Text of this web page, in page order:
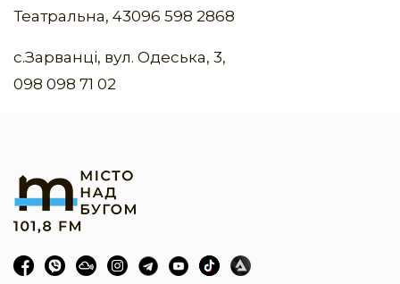
Театральна, 43096 598 2868
с.Зарванці, вул. Одеська, 3,
098 098 71 02